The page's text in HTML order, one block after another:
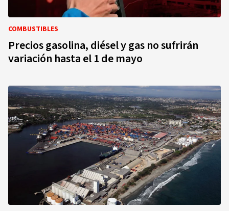
COMBUSTIBLES
Precios gasolina, diésel y gas no sufrirán
variación hasta el 1 de mayo